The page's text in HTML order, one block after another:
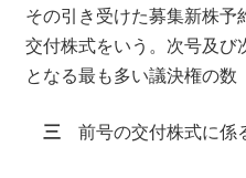
その引き受けた募集新株予
交付株式をいう。次号及び
となる最も多い議決権の数
三 前号の交付株式に係